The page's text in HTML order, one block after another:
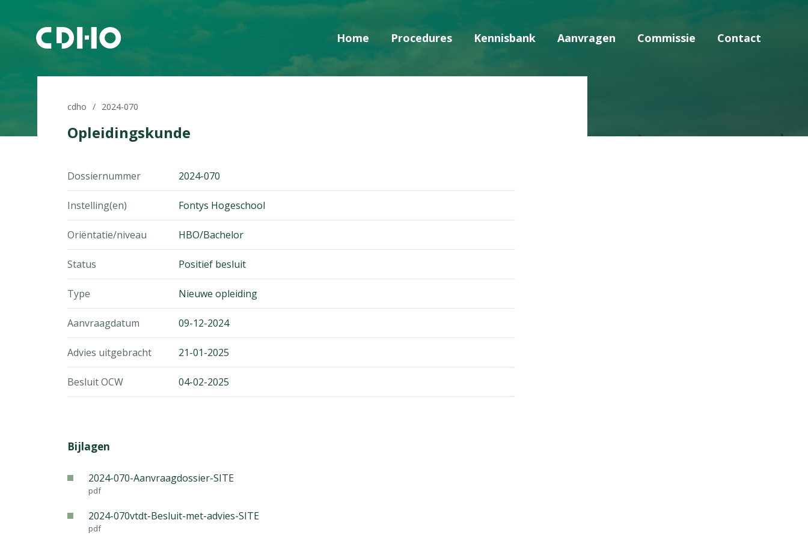
Home Procedures Kennisbank Aanvragen Commissie Contact
cdho 2024-070
Opleidingskunde
Dossiernummer 2024-070
Instelling(en) Fontys Hogeschool
Oriëntatie/niveau HBO/Bachelor
Status Positief besluit
Type Nieuwe opleiding
Aanvraagdatum 09-12-2024
Advies uitgebracht 21-01-2025
Besluit OCW 04-02-2025
Bijlagen
2024-070-Aanvraagdossier-SITE
pdf
2024-070vtdt-Besluit-met-advies-SITE
pdf